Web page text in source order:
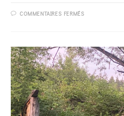
COMMENTAIRES FERMÉSSUR
POUR
PROTÉGER
VOTRE
SERRE ?